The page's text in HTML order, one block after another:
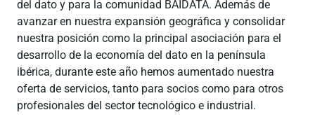
del dato y para la comunidad BAIDATA. Además de
avanzar en nuestra expansión geográfica y consolidar
nuestra posición como la principal asociación para el
desarrollo de la economía del dato en la península
ibérica, durante este año hemos aumentado nuestra
oferta de servicios, tanto para socios como para otros
profesionales del sector tecnológico e industrial.